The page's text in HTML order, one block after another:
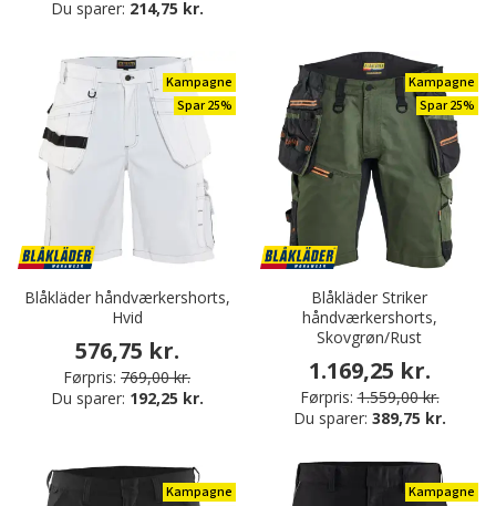
Du sparer: 214,75 kr.
Kampagne
Spar 25%
Blåkläder håndværkershorts,
Hvid
576,75 kr.
Førpris: 769,00 kr.
Du sparer: 192,25 kr.
Kampagne
Spar 25%
Blåkläder Striker
håndværkershorts,
Skovgrøn/Rust
1.169,25 kr.
Førpris: 1.559,00 kr.
Du sparer: 389,75 kr.
Kampagne
Kampagne